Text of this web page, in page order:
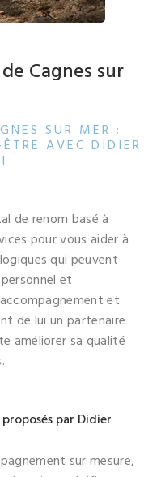
Cagnes sur
SUR MER :
AVEC DIDIER
de renom basé à
pour vous aider à
qui peuvent
et
et
de lui un partenaire
améliorer sa qualité
par Didier
sur mesure,